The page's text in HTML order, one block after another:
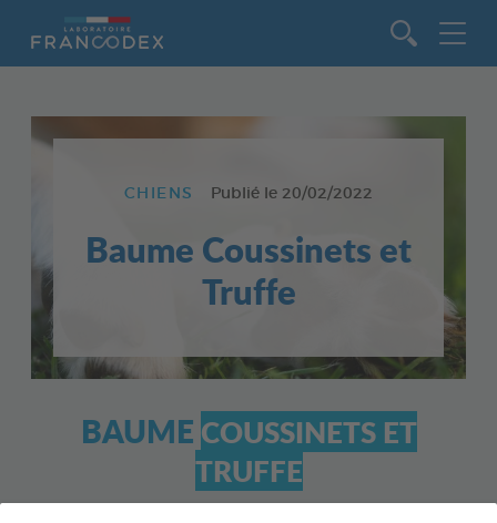
CHIENS Publié le 20/02/2022
Baume Coussinets et
Truffe
BAUME COUSSINETS ET
TRUFFE